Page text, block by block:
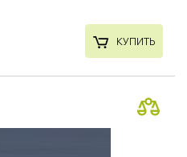
КУПИТЬ